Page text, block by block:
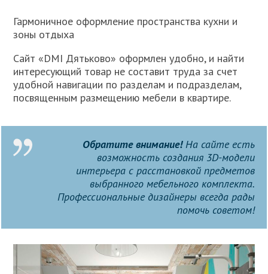
Гармоничное оформление пространства кухни и
зоны отдыха
Сайт «DMI Дятьково» оформлен удобно, и найти
интересующий товар не составит труда за счет
удобной навигации по разделам и подразделам,
посвященным размещению мебели в квартире.
Обратите внимание! На сайте есть
возможность создания 3D-модели
интерьера с расстановкой предметов
выбранного мебельного комплекта.
Профессиональные дизайнеры всегда рады
помочь советом!